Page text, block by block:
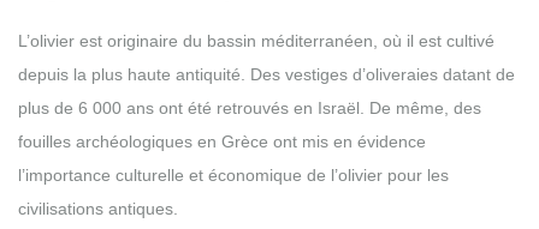
L’olivier est originaire du bassin méditerranéen, où il est cultivé
depuis la plus haute antiquité. Des vestiges d’oliveraies datant de
plus de 6 000 ans ont été retrouvés en Israël. De même, des
fouilles archéologiques en Grèce ont mis en évidence
l’importance culturelle et économique de l’olivier pour les
civilisations antiques.